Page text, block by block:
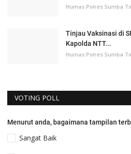
Humas Polres Sumba
Tinjau Vaksinasi di
Kapolda NTT...
Humas Polres Sumba
VOTING POLL
Menurut anda, bagaimana tampilan
Sangat Baik